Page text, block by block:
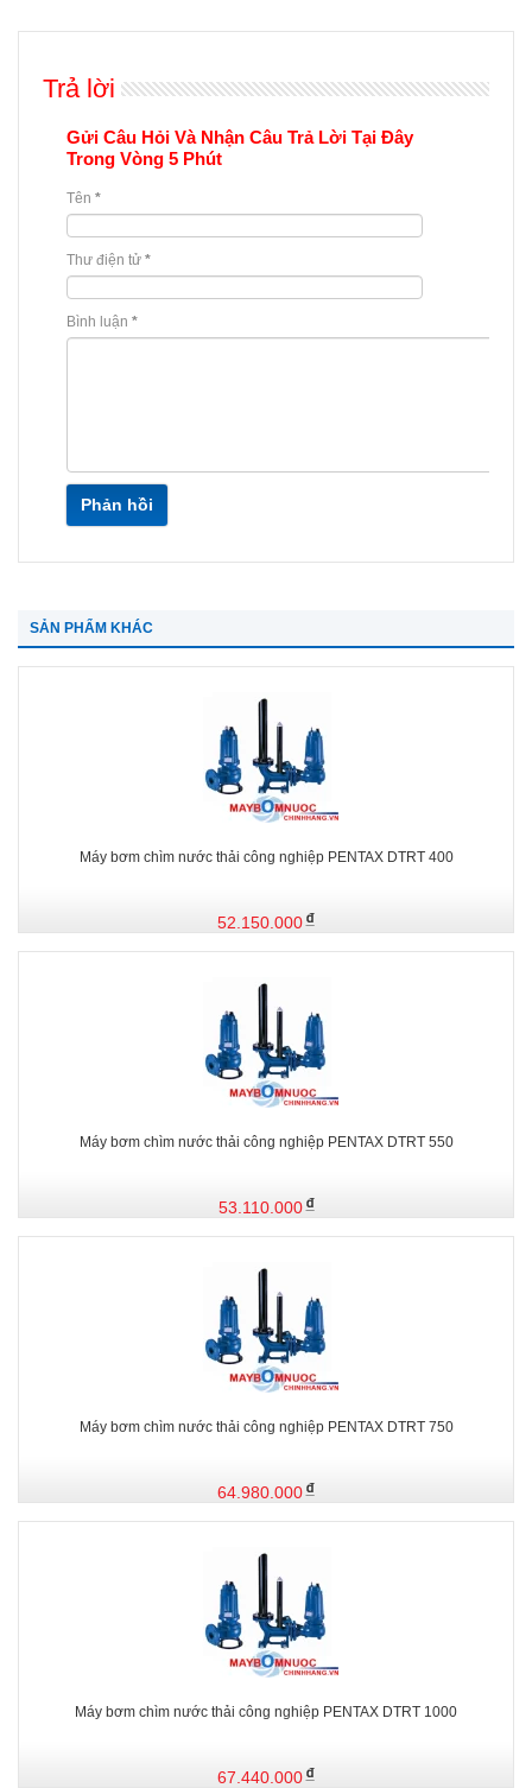
Trả lời
Gửi Câu Hỏi Và Nhận Câu Trả Lời Tại Đây
Trong Vòng 5 Phút
Tên *
Thư điện tử *
Bình luận *
Phản hồi
SẢN PHẨM KHÁC
Máy bơm chìm nước thải công nghiệp PENTAX DTRT 400
52.150.000
Máy bơm chìm nước thải công nghiệp PENTAX DTRT 550
53.110.000
Máy bơm chìm nước thải công nghiệp PENTAX DTRT 750
64.980.000
Máy bơm chìm nước thải công nghiệp PENTAX DTRT 1000
67.440.000